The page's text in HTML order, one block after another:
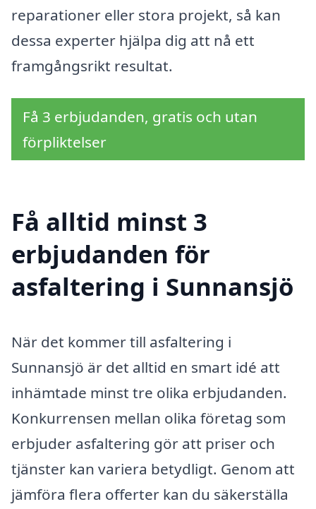
reparationer eller stora projekt, så kan
dessa experter hjälpa dig att nå ett
framgångsrikt resultat.
Få 3 erbjudanden, gratis och utan
förpliktelser
Få alltid minst 3
erbjudanden för
asfaltering i Sunnansjö
När det kommer till asfaltering i
Sunnansjö är det alltid en smart idé att
inhämtade minst tre olika erbjudanden.
Konkurrensen mellan olika företag som
erbjuder asfaltering gör att priser och
tjänster kan variera betydligt. Genom att
jämföra flera offerter kan du säkerställa